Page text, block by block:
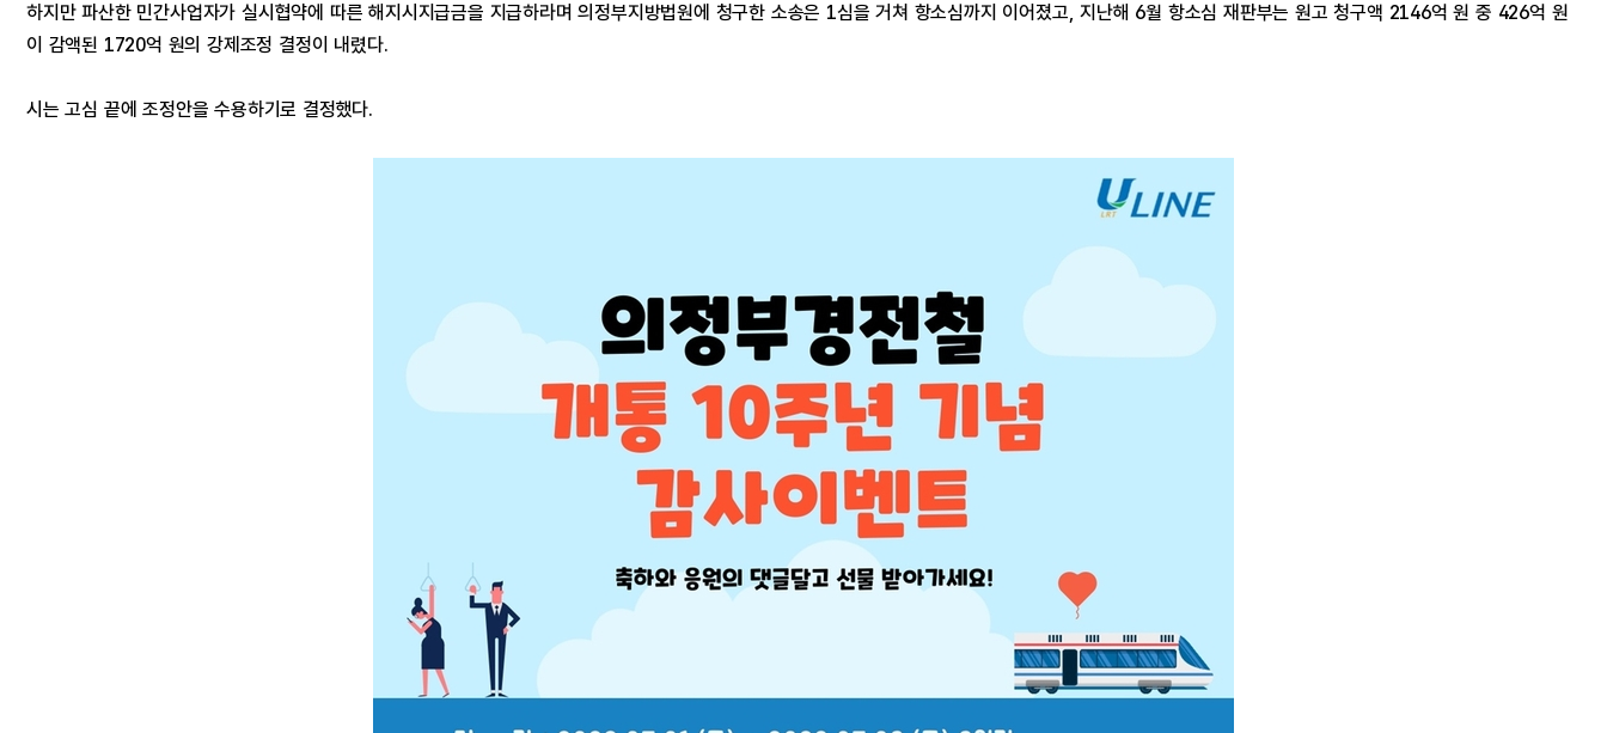
하지만 파산한 민간사업자가 실시협약에 따른 해지시지급금을 지급하라며 의정부지방법원에 청구한 소송은 1심을 거쳐 항소심까지 이어졌고, 지난해 6월 항소심 재판부는 원고 청구액 2146억 원 중 426억 원
이 감액된 1720억 원의 강제조정 결정이 내렸다.
시는 고심 끝에 조정안을 수용하기로 결정했다.